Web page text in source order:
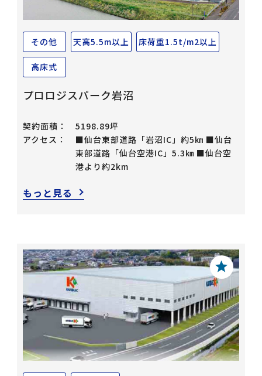
その他 天高5.5m以上 床荷重1.5t/m2以上
高床式
プロロジスパーク岩沼
契約面積：
5198.89坪
アクセス：
■仙台東部道路「岩沼IC」約5㎞ ■仙台
東部道路「仙台空港IC」5.3㎞ ■仙台空
港より約2km
もっと見る